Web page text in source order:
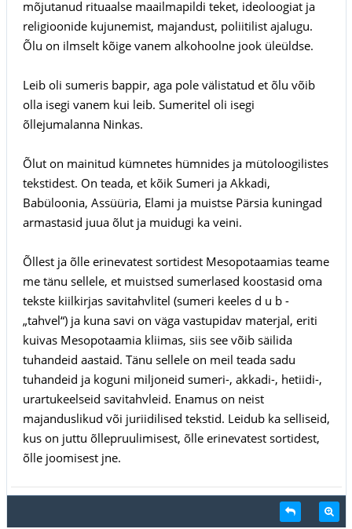
mõjutanud rituaalse maailmapildi teket, ideoloogiat ja
religioonide kujunemist, majandust, poliitilist ajalugu.
Õlu on ilmselt kõige vanem alkohoolne jook üleüldse.
Leib oli sumeris bappir, aga pole välistatud et õlu võib
olla isegi vanem kui leib. Sumeritel oli isegi
õllejumalanna Ninkas.
Õlut on mainitud kümnetes hümnides ja mütoloogilistes
tekstidest. On teada, et kõik Sumeri ja Akkadi,
Babüloonia, Assüüria, Elami ja muistse Pärsia kuningad
armastasid juua õlut ja muidugi ka veini.
Õllest ja õlle erinevatest sortidest Mesopotaamias teame
me tänu sellele, et muistsed sumerlased koostasid oma
tekste kiilkirjas savitahvlitel (sumeri keeles d u b -
„tahvel“) ja kuna savi on väga vastupidav materjal, eriti
kuivas Mesopotaamia kliimas, siis see võib säilida
tuhandeid aastaid. Tänu sellele on meil teada sadu
tuhandeid ja koguni miljoneid sumeri-, akkadi-, hetiidi-,
urartukeelseid savitahvleid. Enamus on neist
majanduslikud või juriidilised tekstid. Leidub ka selliseid,
kus on juttu õllepruulimisest, õlle erinevatest sortidest,
õlle joomisest jne.